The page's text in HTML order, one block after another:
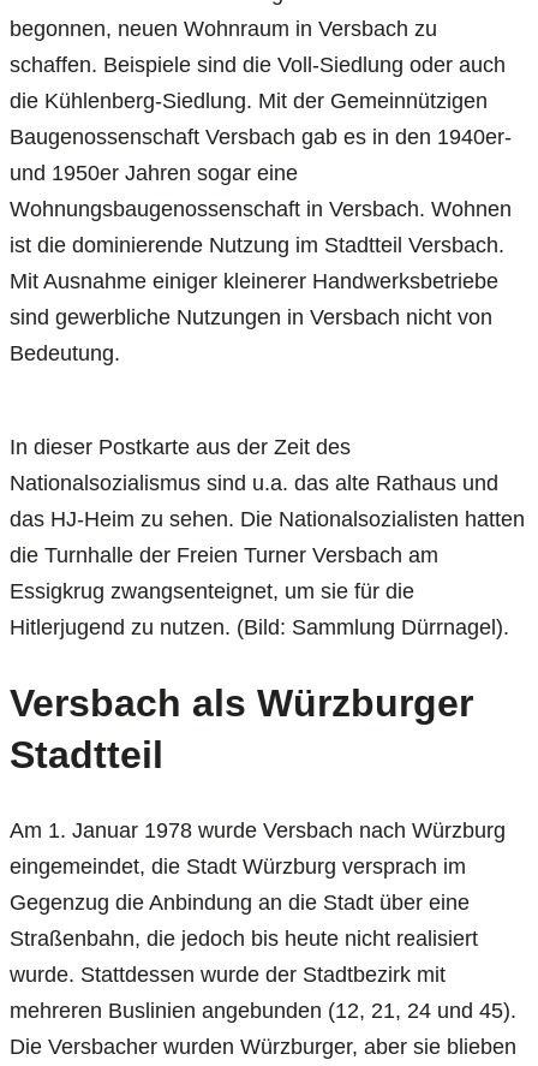
begonnen, neuen Wohnraum in Versbach zu
schaffen. Beispiele sind die Voll-Siedlung oder auch
die Kühlenberg-Siedlung. Mit der Gemeinnützigen
Baugenossenschaft Versbach gab es in den 1940er-
und 1950er Jahren sogar eine
Wohnungsbaugenossenschaft in Versbach. Wohnen
ist die dominierende Nutzung im Stadtteil Versbach.
Mit Ausnahme einiger kleinerer Handwerksbetriebe
sind gewerbliche Nutzungen in Versbach nicht von
Bedeutung.
In dieser Postkarte aus der Zeit des
Nationalsozialismus sind u.a. das alte Rathaus und
das HJ-Heim zu sehen. Die Nationalsozialisten hatten
die Turnhalle der Freien Turner Versbach am
Essigkrug zwangsenteignet, um sie für die
Hitlerjugend zu nutzen. (Bild: Sammlung Dürrnagel).
Versbach als Würzburger
Stadtteil
Am 1. Januar 1978 wurde Versbach nach Würzburg
eingemeindet, die Stadt Würzburg versprach im
Gegenzug die Anbindung an die Stadt über eine
Straßenbahn, die jedoch bis heute nicht realisiert
wurde. Stattdessen wurde der Stadtbezirk mit
mehreren Buslinien angebunden (12, 21, 24 und 45).
Die Versbacher wurden Würzburger, aber sie blieben